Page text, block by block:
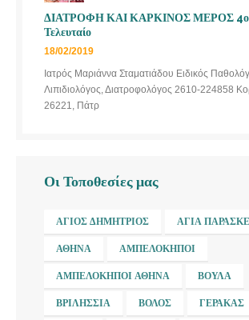
ΔΙΑΤΡΟΦΗ ΚΑΙ ΚΑΡΚΙΝΟΣ ΜΕΡΟΣ 4ο
Τελευταίο
18/02/2019
Ιατρός Μαριάννα Σταματιάδου Ειδικός
Λιπιδιολόγος, Διατροφολόγος 2610-224858
26221, Πάτρ
Οι Τοποθεσίες μας
ΆΓΙΟΣ ΔΗΜΉΤΡΙΟΣ ΑΓΊΑ
ΑΘΉΝΑ ΑΜΠΕΛΌΚΗΠΟΙ
ΑΜΠΕΛΌΚΗΠΟΙ ΑΘΉΝΑ ΒΟΎΛΑ
ΒΡΙΛΉΣΣΙΑ ΒΌΛΟΣ ΓΈΡΑΚΑΣ